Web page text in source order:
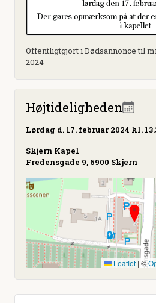
Offentligtgjort i Dødsannonce til
2024
Højtideligheden
Lørdag d. 17. februar 2024 kl.
Skjern Kapel
Fredensgade 9, 6900 Skjern
Leaflet | ©